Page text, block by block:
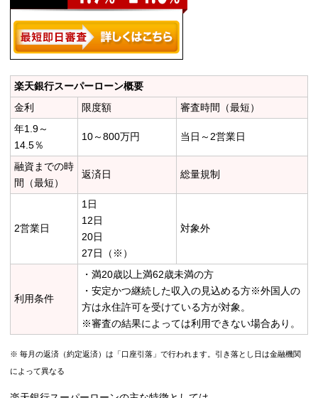
楽天銀行スーパーローン概要
金利
限度額
審査時間（最短）
年1.9～
14.5％
10～800万円 当日～2営業日
融資までの時
間（最短）
返済日 総量規制
2営業日
1日
12日
20日
27日（※）
対象外
利用条件
・満20歳以上満62歳未満の方
・安定かつ継続した収入の見込める方※外国人の
方は永住許可を受けている方が対象。
※審査の結果によっては利用できない場合あり。
※ 毎月の返済（約定返済）は「口座引落」で行われます。引き落とし日は金融機関
によって異なる